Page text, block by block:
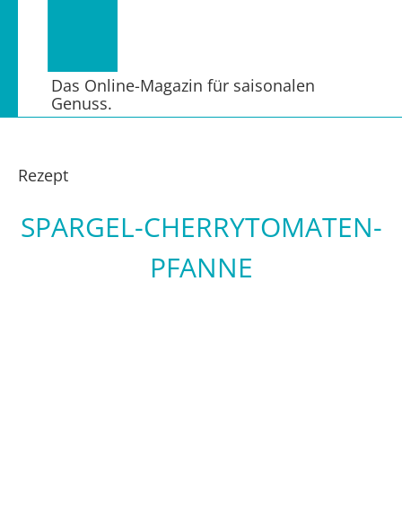
Das Online-Magazin für saisonalen
Genuss.
Rezept
SPARGEL-CHERRYTOMATEN-
PFANNE